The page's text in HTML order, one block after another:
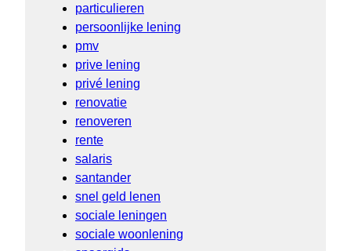
particulieren
persoonlijke lening
pmv
prive lening
privé lening
renovatie
renoveren
rente
salaris
santander
snel geld lenen
sociale leningen
sociale woonlening